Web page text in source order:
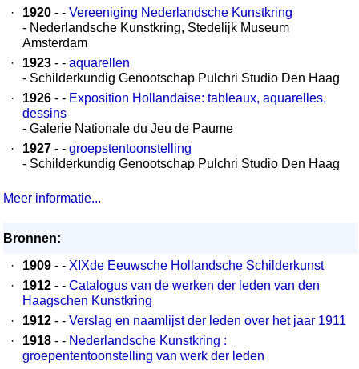
·
1920 - - Vereeniging Nederlandsche Kunstkring
- Nederlandsche Kunstkring, Stedelijk Museum
Amsterdam
·
1923 - - aquarellen
- Schilderkundig Genootschap Pulchri Studio Den Haag
·
1926 - - Exposition Hollandaise: tableaux, aquarelles,
dessins
- Galerie Nationale du Jeu de Paume
·
1927 - - groepstentoonstelling
- Schilderkundig Genootschap Pulchri Studio Den Haag
Meer informatie...
Bronnen:
·
1909 - - XIXde Eeuwsche Hollandsche Schilderkunst
·
1912 - - Catalogus van de werken der leden van den
Haagschen Kunstkring
·
1912 - - Verslag en naamlijst der leden over het jaar 1911
·
1918 - - Nederlandsche Kunstkring :
groepententoonstelling van werk der leden